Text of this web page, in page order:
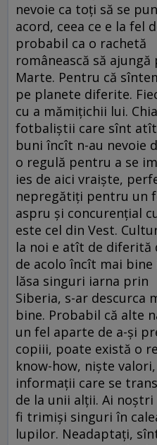
nevoie ca toţi să se
acord, ceea ce e la fel
probabil ca o rachetă
românească să ajungă
Marte. Pentru că
pe planete diferite.
cu a mămiţichii lui.
fotbaliştii care sînt
buni încît n-au nevoie
o regulă pentru a se
ies de aici vraişte,
nepregătiţi pentru un
aspru şi concurenţial
este cel din Vest.
la noi e atît de diferită
de acolo încît mai bine
lăsa singuri iarna prin
Siberia, s-ar descurca
bine. Probabil că alte
un fel aparte de a-şi
copiii, poate există o
know-how, nişte
informaţii care se
de la unii alţii. Ai noştri
fi trimişi singuri în
lupilor. Neadaptaţi,